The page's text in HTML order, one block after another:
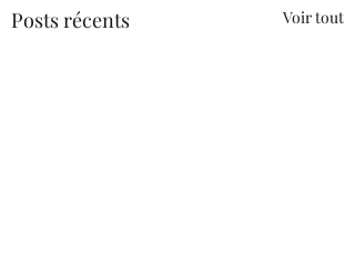
Posts récents Voir tout